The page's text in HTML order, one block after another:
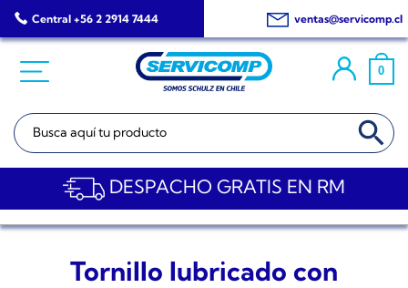
Saltar
al
Central +56 2 2914 7444 ventas@servicomp.cl
0
Buscar: BOTÓN DE
DESPACHO GRATIS EN RM
Tornillo lubricado con